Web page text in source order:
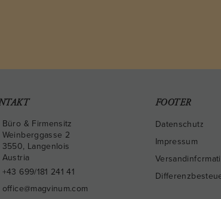
Büro & Firmensitz
Weinberggasse 2
3550, Langenlois
Austria
+43 699/181 241 41
office@magvinum.com
FOOTER
Datenschutz
Impressum